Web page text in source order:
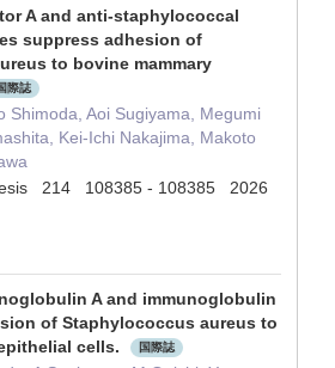
A and anti-staphylococcal
suppress adhesion of
to bovine mammary
際誌
Shimoda, Aoi Sugiyama, Megumi
Kei-Ichi Nakajima, Makoto
214 108385 - 108385 2026
A and immunoglobulin
of Staphylococcus aureus to
cells.
国際誌